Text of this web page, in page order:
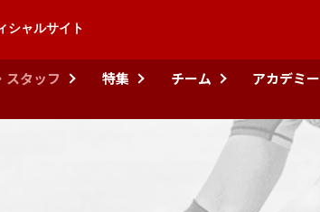
シャルサイト
スタッフ 特集 チーム アカデミー